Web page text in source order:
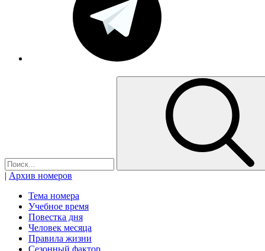
| Архив номеров
Тема номера
Учебное время
Повестка дня
Человек месяца
Правила жизни